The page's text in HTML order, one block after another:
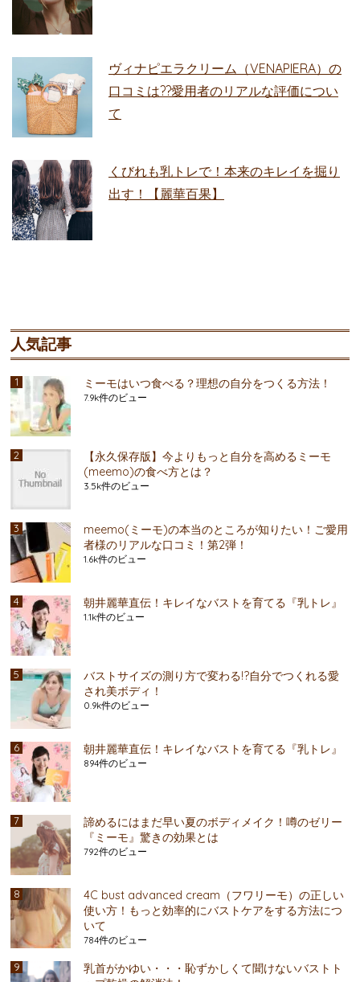
ヴィナピエラクリーム（VENAPIERA）の
口コミは??愛用者のリアルな評価につい
て
くびれも乳トレで！本来のキレイを掘り
出す！【麗華百果】
人気記事
ミーモはいつ食べる？理想の自分をつくる方法！
7.9k件のビュー
【永久保存版】今よりもっと自分を高めるミーモ
(meemo)の食べ方とは？
3.5k件のビュー
meemo(ミーモ)の本当のところが知りたい！ご愛用
者様のリアルな口コミ！第2弾！
1.6k件のビュー
朝井麗華直伝！キレイなバストを育てる『乳トレ』
1.1k件のビュー
バストサイズの測り方で変わる!?自分でつくれる愛
され美ボディ！
0.9k件のビュー
朝井麗華直伝！キレイなバストを育てる『乳トレ』
894件のビュー
諦めるにはまだ早い夏のボディメイク！噂のゼリー
『ミーモ』驚きの効果とは
792件のビュー
4C bust advanced cream（フワリーモ）の正しい
使い方！もっと効率的にバストケアをする方法につ
いて
784件のビュー
乳首がかゆい・・・恥ずかしくて聞けないバストト